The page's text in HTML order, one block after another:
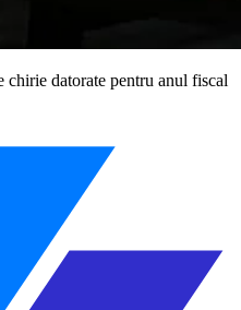
datorate pentru anul fiscal